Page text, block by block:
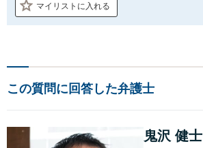
マイリストに入れる
この質問に回答した弁護士
鬼沢 健士